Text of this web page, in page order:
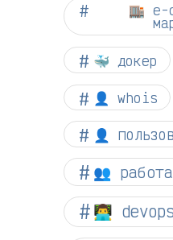
🏬 e-
🐳 докер
👤 whois
👤
👥
👨‍💻 devops